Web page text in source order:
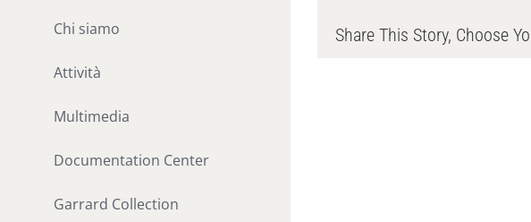
Chi siamo
Attività
Multimedia
Documentation Center
Garrard Collection
Share This Story, Choose